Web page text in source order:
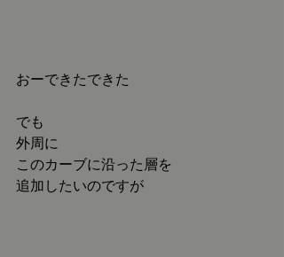
おーできたできた
でも
外周に
このカーブに沿った層を
追加したいのですが